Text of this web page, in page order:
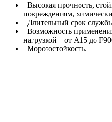
Высокая прочность,
повреждениям,
Длительный срок
Возможность
нагрузкой – от А15 до
Морозостойкость.